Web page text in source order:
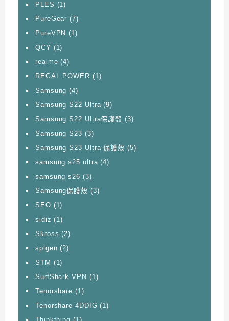
PLES (1)
PureGear (7)
PureVPN (1)
QCY (1)
realme (4)
REGAL POWER (1)
Samsung (4)
Samsung S22 Ultra(9)
Samsung S22 Ultra保護殼 (3)
Samsung S23 (3)
Samsung S23 Ultra 保護殼 (5)
samsung s25 ultra(4)
samsung s26 (3)
Samsung保護殼 (3)
SEO (1)
sidiz (1)
Skross (2)
spigen (2)
STM (1)
SurfShark VPN (1)
Tenorshare (1)
Tenorshare 4DDIG (1)